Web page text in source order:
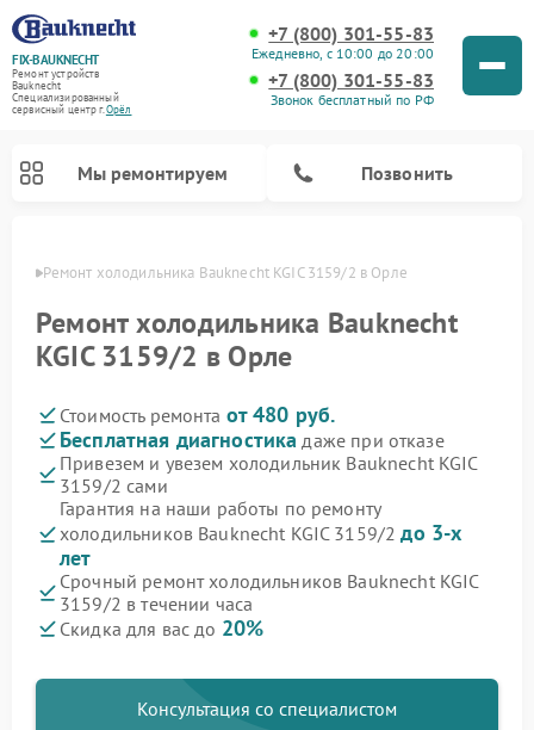
FIX-BAUKNECHT
Ремонт устройств
Bauknecht
Специализированный
cервисный центр г.Орёл
+7 (800) 301-55-83
Ежедневно, с 10:00 до 20:00
+7 (800) 301-55-83
Звонок бесплатный по РФ
Мы ремонтируем Позвонить
Ремонт холодильника Bauknecht KGIC 3159/2 в Орле
Ремонт холодильника Bauknecht
KGIC 3159/2 в Орле
Стоимость ремонта от 480 руб.
Бесплатная диагностика даже при отказе
Привезем и увезем холодильник Bauknecht KGIC
3159/2 сами
Гарантия на наши работы по ремонту
холодильников Bauknecht KGIC 3159/2до 3-х
лет
Срочный ремонт холодильников Bauknecht KGIC
3159/2 в течении часа
Скидка для вас до 20%
Консультация со специалистом